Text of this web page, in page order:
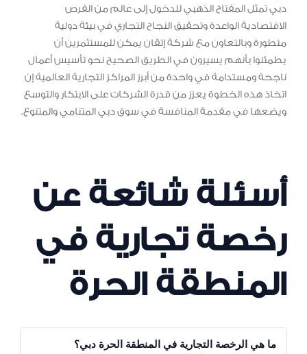
دبي تمثل المفتاح الذهبي للدخول إلى عالم من الفرص
الاقتصادية الواعدة وتحقيق النجاح التجاري في بيئة دولية
متطورة وبالتعاون مع شركة إتقان يمكن للمستثمرين أن
يطمئنوا بأنهم يسيرون في الطريق الصحيح نحو تأسيس أعمال
ناجحة ومستدامة في واحدة من أبرز المراكز التجارية العالمية إن
اتخاذ هذه الخطوة يعزز من قدرة الشركات على الابتكار والتوسع
ويضعها في مقدمة المنافسة في سوق دبي المتنامي والمتنوع.
أسئلة شائعة عن
رخصة تجارية في
المنطقة الحرة
ما هي الرخصة التجارية في المنطقة الحرة دبي؟